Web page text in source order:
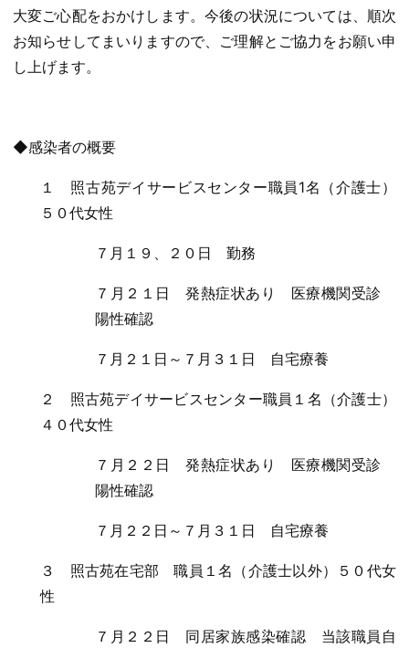
大変ご心配をおかけします。今後の状況については、順次
お知らせしてまいりますので、ご理解とご協力をお願い申
し上げます。
◆感染者の概要
１ 照古苑デイサービスセンター職員1名（介護士）
５０代女性
７月１９、２０日 勤務
７月２１日 発熱症状あり 医療機関受診
陽性確認
７月２１日～７月３１日 自宅療養
２ 照古苑デイサービスセンター職員１名（介護士）
４０代女性
７月２２日 発熱症状あり 医療機関受診
陽性確認
７月２２日～７月３１日 自宅療養
３ 照古苑在宅部 職員１名（介護士以外）５０代女
性
７月２２日 同居家族感染確認 当該職員自